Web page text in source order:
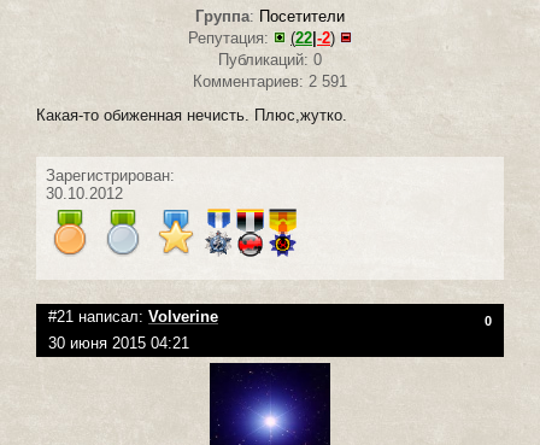
Группа: Посетители
Репутация:
(22|-2)
Публикаций: 0
Комментариев: 2 591
Какая-то обиженная нечисть. Плюс,жутко.
Зарегистрирован:
30.10.2012
#21 написал: Volverine 0
30 июня 2015 04:21